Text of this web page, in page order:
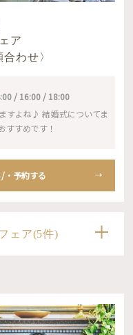
ア
わせ〉
/ 16:00 / 18:00
すよね♪ 結婚式についてま
すすめです！
・予約する
ェア(5件)